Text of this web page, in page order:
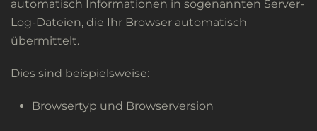
automatisch Informationen in sogenannten Server-
Log-Dateien, die Ihr Browser automatisch
übermittelt.
Dies sind beispielsweise:
Browsertyp und Browserversion